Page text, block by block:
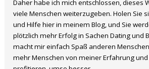
Daher habe ich mich entschlossen, dieses
viele Menschen weiterzugeben. Holen Sie
und Hilfe hier in meinem Blog, und Sie
plötzlich mehr Erfolg in Sachen Dating und
macht mir einfach Spaß anderen
mehr Menschen von meiner Erfahrung